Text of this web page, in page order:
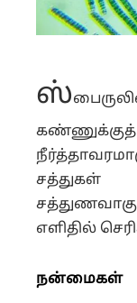
ஸ்
சத்துகள்
எளிதில்
நன்மைகள்